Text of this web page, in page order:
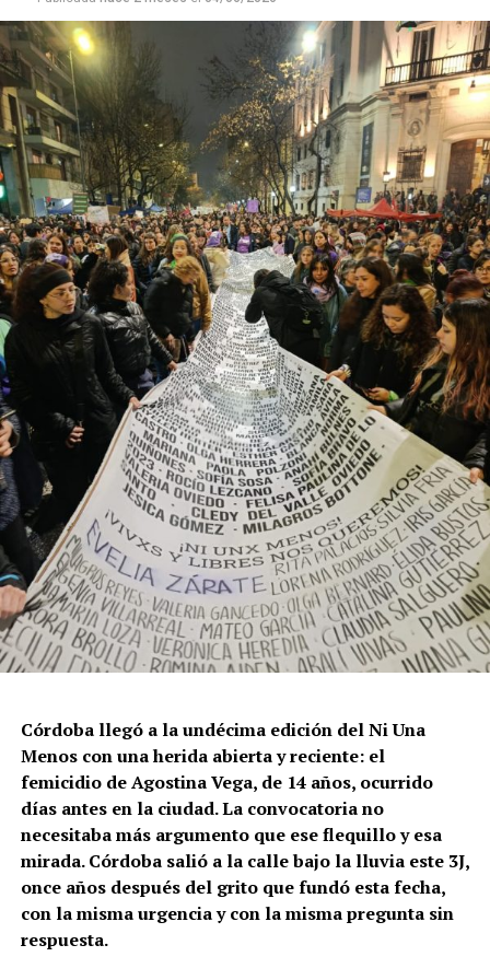
Ninguno de estos hechos violentos de 2025 fue
excepcional. El año pasado se registraron 227 crímenes
de odio contra personas lesbianas, gays, bisexuales,
trans (travestis, transexuales y transgéneros) y otras
identidades disidentes. Según el informe anual del
Observatorio Nacional de Crímenes de Odio LGBT+, fue
el año más violento desde la creación de este organismo,
con un crecimiento de más del 60% respecto de 2024,
cuando se habían registrado 140 casos. Se trata, dice el
relevamiento, de un aumento “abrupto, excepcional y
cualitativamente distinto a la progresión observada en
los años anteriores”.
La violencia por odio hacia el colectivo LGBT+ se
intensificó en un contexto de desmantelamiento de
políticas públicas, vaciamiento de organismos de
protección, paralización de la agenda legislativa en
materia de derechos y consolidación de discursos
fascistas que estigmatizan a la diversidad.
Para María Rachid, titular del Instituto contra la
Discriminación de la Ciudad de Buenos Aires e
integrante de la Federación Argentina LGBT+
(FALGBT), el drástico aumento de estos crímenes en
Argentina no puede separarse de los discursos de odio
que provienen del gobierno nacional. “Tanto el
de manera violenta y discriminatoria hacia la comunidad
LGBT en general y, principalmente, hacia la comunidad
trans”, describe Rachid. “Y eso –agrega– genera mayor
violencia y discriminación en la vida cotidiana. Esos
discursos terminan legitimando, avalando y fomentando
la violencia hacia nuestra comunidad”.
Esa realidad se percibe en lo cotidiano. Ayito Cabrera,
director y fundador de la organización Espacio
Tolomocho –que nuclea a personas trans con
Córdoba llegó a la undécima edición del Ni Una
Menos con una herida abierta y reciente: el
femicidio de Agostina Vega, de 14 años, ocurrido
días antes en la ciudad. La convocatoria no
necesitaba más argumento que ese flequillo y esa
mirada. Córdoba salió a la calle bajo la lluvia este 3J,
once años después del grito que fundó esta fecha,
con la misma urgencia y con la misma pregunta sin
respuesta.